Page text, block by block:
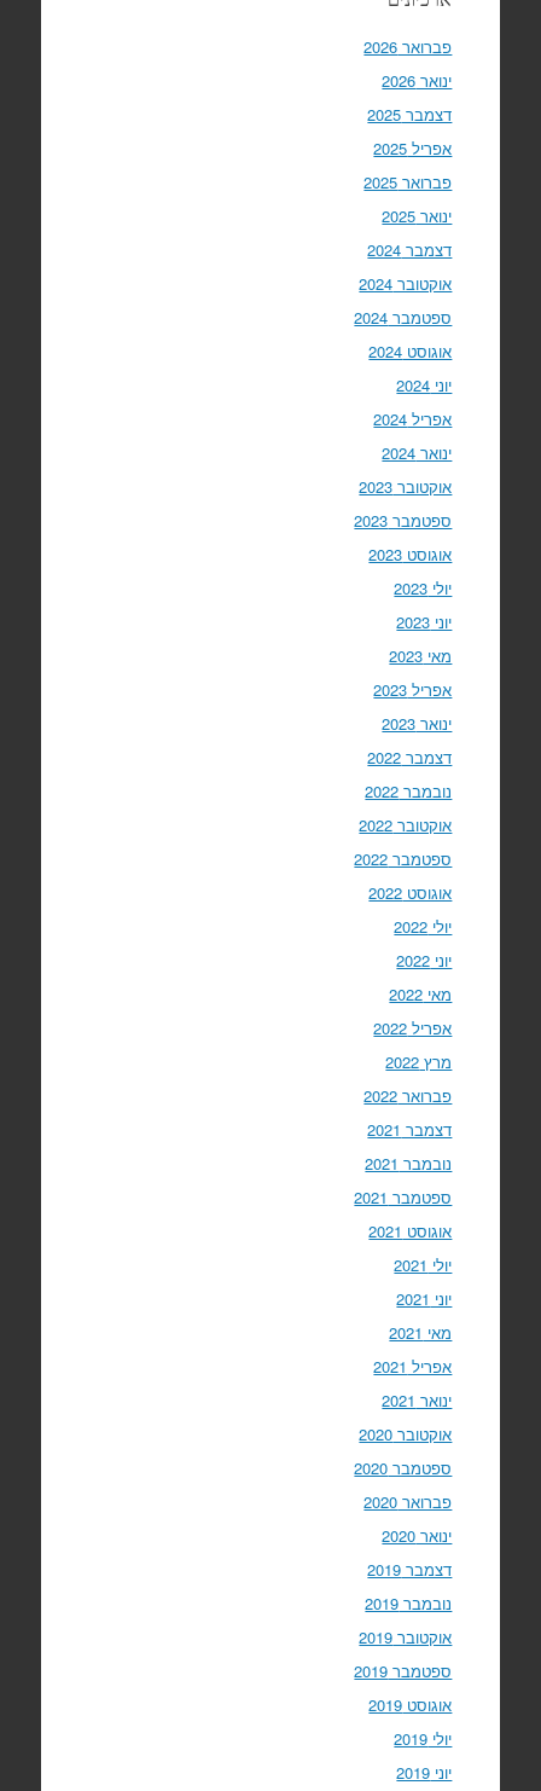
פברואר 2026
ינואר 2026
דצמבר 2025
אפריל 2025
פברואר 2025
ינואר 2025
דצמבר 2024
אוקטובר 2024
ספטמבר 2024
אוגוסט 2024
יוני 2024
אפריל 2024
ינואר 2024
אוקטובר 2023
ספטמבר 2023
אוגוסט 2023
יולי 2023
יוני 2023
מאי 2023
אפריל 2023
ינואר 2023
דצמבר 2022
נובמבר 2022
אוקטובר 2022
ספטמבר 2022
אוגוסט 2022
יולי 2022
יוני 2022
מאי 2022
אפריל 2022
מרץ 2022
פברואר 2022
דצמבר 2021
נובמבר 2021
ספטמבר 2021
אוגוסט 2021
יולי 2021
יוני 2021
מאי 2021
אפריל 2021
ינואר 2021
אוקטובר 2020
ספטמבר 2020
פברואר 2020
ינואר 2020
דצמבר 2019
נובמבר 2019
אוקטובר 2019
ספטמבר 2019
אוגוסט 2019
יולי 2019
יוני 2019